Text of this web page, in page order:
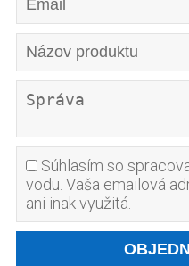
Súhlasím so
vodu. Vaša emailová
ani inak využitá.